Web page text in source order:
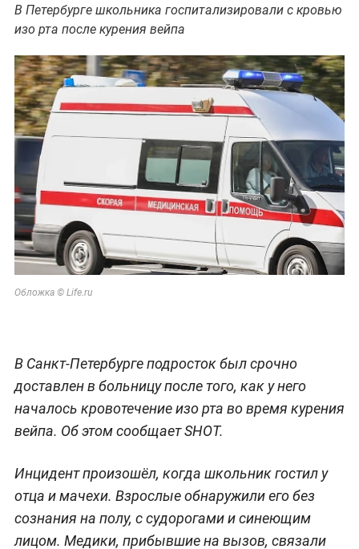
В Петербурге школьника госпитализировали с кровью
изо рта после курения вейпа
Обложка © Life.ru
В Санкт-Петербурге подросток был срочно
доставлен в больницу после того, как у него
началось кровотечение изо рта во время курения
вейпа. Об этом сообщает SHOT.
Инцидент произошёл, когда школьник гостил у
отца и мачехи. Взрослые обнаружили его без
сознания на полу, с судорогами и синеющим
лицом. Медики, прибывшие на вызов, связали